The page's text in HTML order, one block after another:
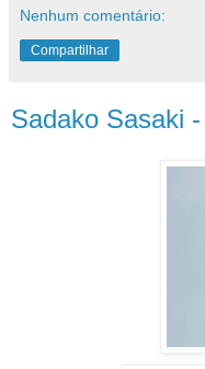
Nenhum comentário:
Compartilhar
Sadako Sasaki